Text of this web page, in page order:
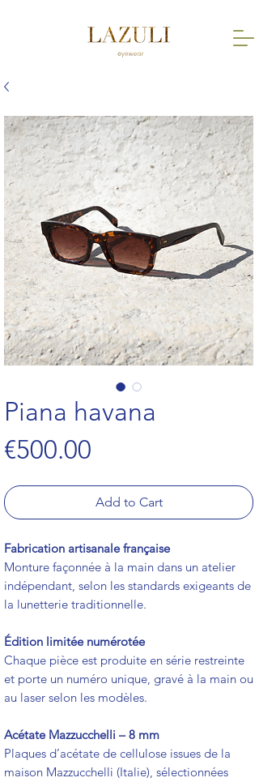
Piana havana
€500.00
Add to Cart
Fabrication artisanale française
Monture façonnée à la main dans un atelier
indépendant, selon les standards exigeants de
la lunetterie traditionnelle.
Édition limitée numérotée
Chaque pièce est produite en série restreinte
et porte un numéro unique, gravé à la main ou
au laser selon les modèles.
Acétate Mazzucchelli – 8 mm
Plaques d’acétate de cellulose issues de la
maison Mazzucchelli (Italie), sélectionnées